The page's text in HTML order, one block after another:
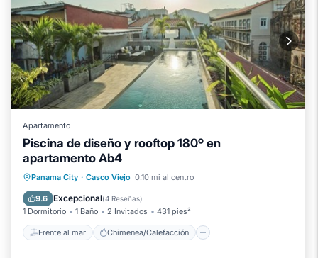
Apartamento
Piscina de diseño y rooftop 180º en
apartamento Ab4
Panama City · Casco Viejo 0.10 mi al centro
9.6 Excepcional(4 Reseñas)
1 Dormitorio 1 Baño 2 Invitados 431 pies²
Frente al mar Chimenea/Calefacción
Frente al mar
Chimenea/Calefacción
Piscina
Vista al mar